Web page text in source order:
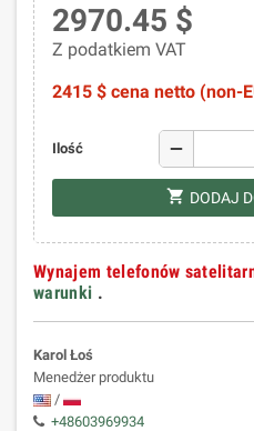
2970.45 $
Z podatkiem VAT
2415 $ cena netto (non-
Ilość remove
shopping_cart DODAJ
Wynajem telefonów
warunki .
Karol Łoś
Menedżer produktu
/
+48603969934